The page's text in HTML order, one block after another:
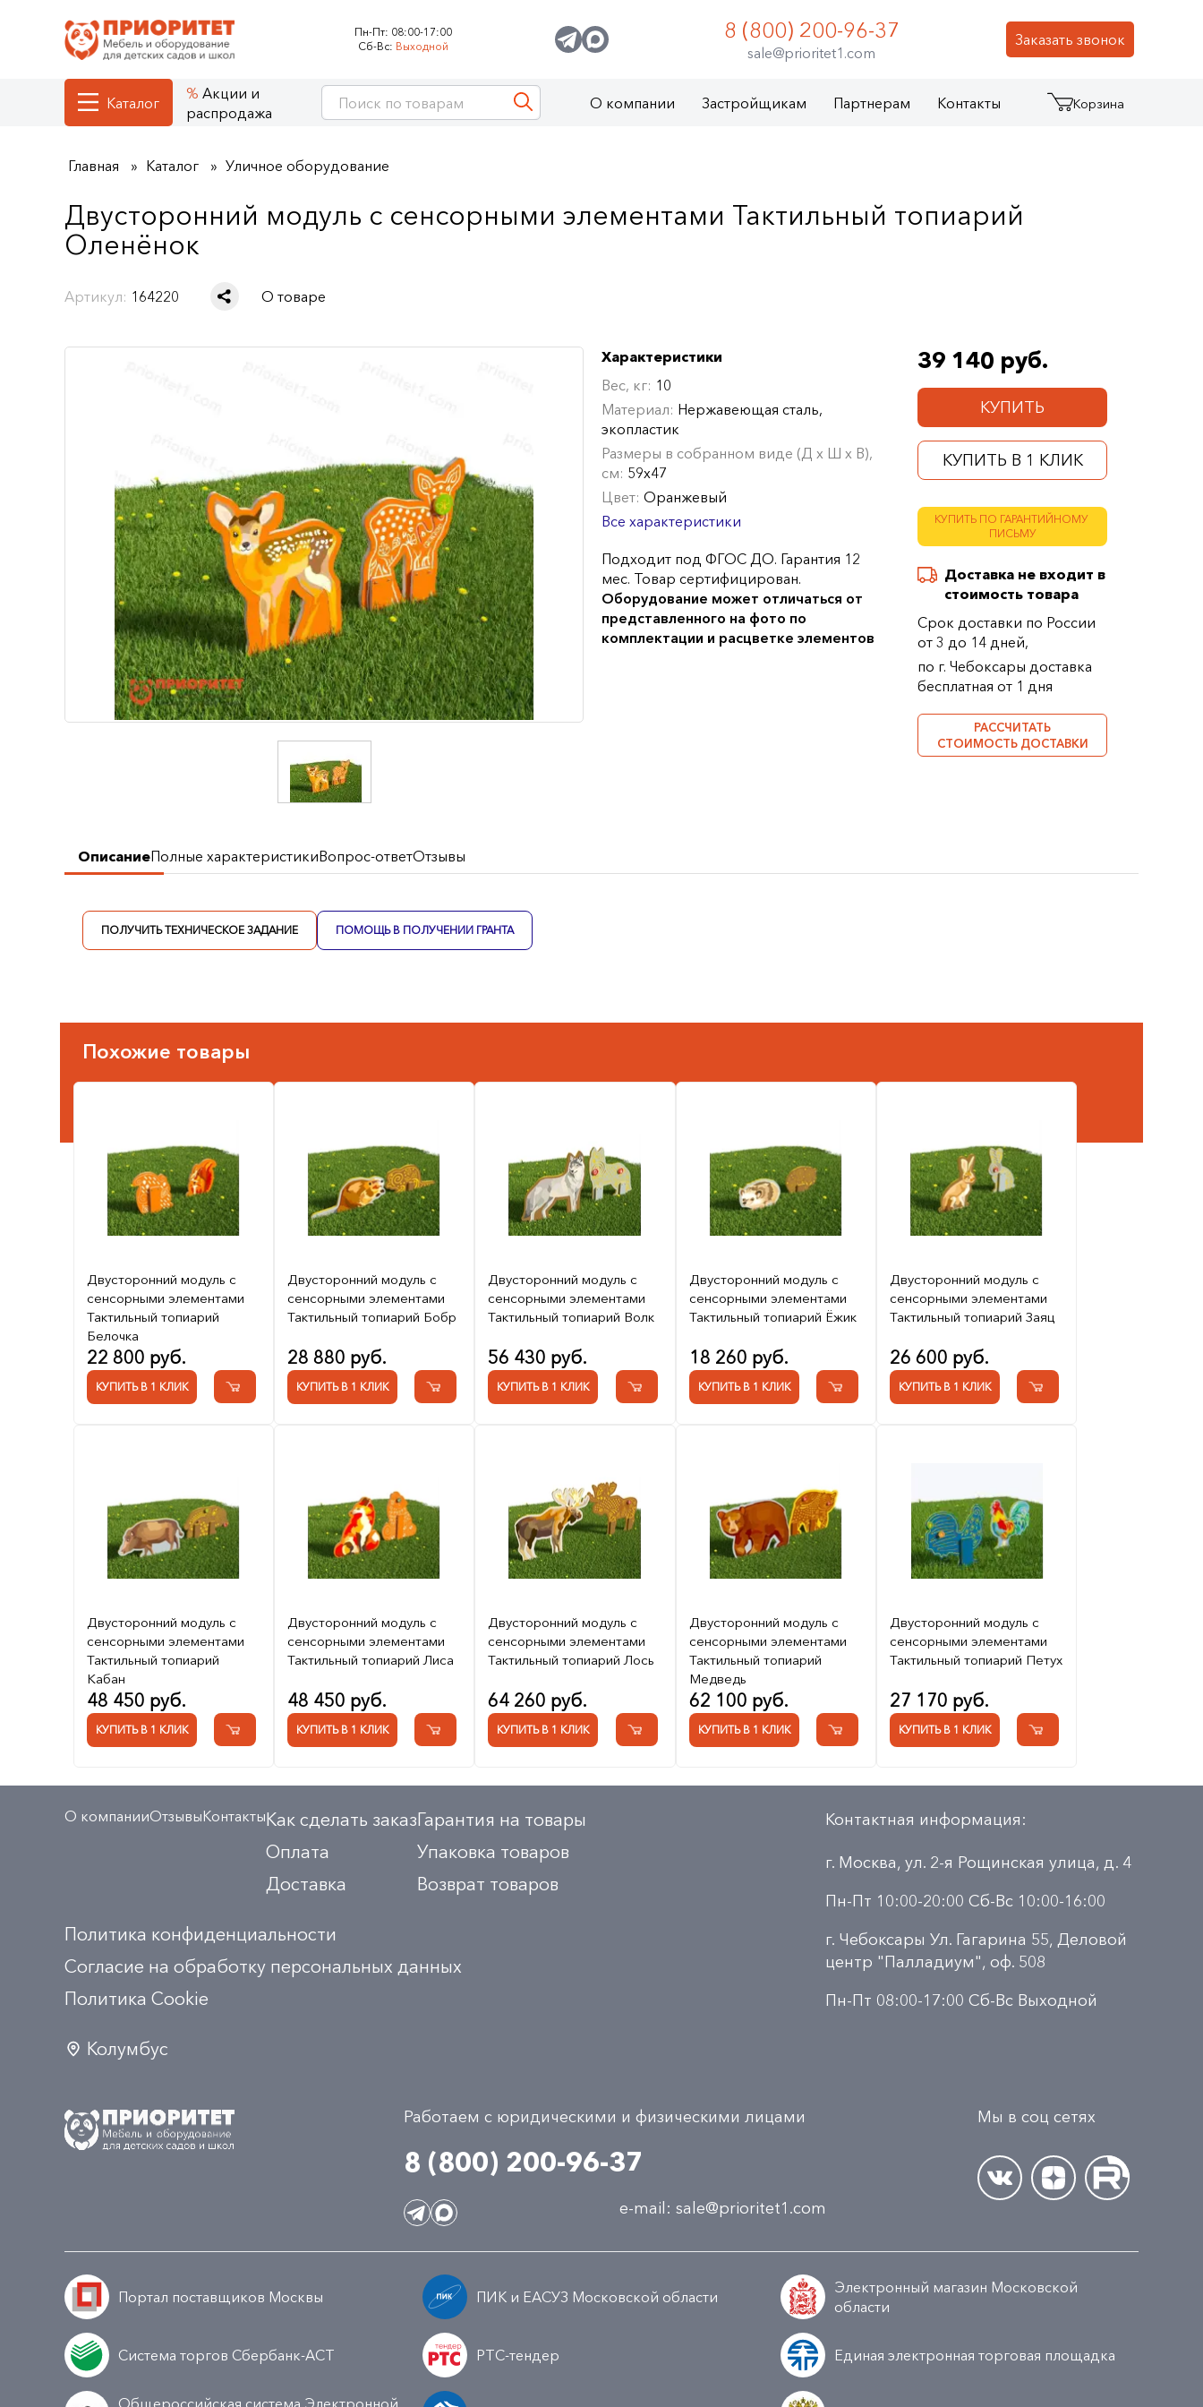
Пн-Пт: 08:00-17:00
Сб-Вс: Выходной Заказать звонок
8 (800) 200-96-37
sale@prioritet1.com
Каталог
Акции и
распродажа
О компании Застройщикам Партнерам Контакты Корзина
Главная Каталог Уличное оборудование
Двусторонний модуль с сенсорными элементами Тактильный топиарий
Оленёнок
Артикул: 164220 О товаре
39 140 руб.
КУПИТЬ
КУПИТЬ В 1 КЛИК
КУПИТЬ ПО ГАРАНТИЙНОМУ
ПИСЬМУ
Доставка не входит в
стоимость товара
Срок доставки по России
от 3 до 14 дней,
по г. Чебоксары доставка
бесплатная от 1 дня
РАССЧИТАТЬ
СТОИМОСТЬ ДОСТАВКИ
Характеристики
Вес, кг: 10
Материал: Нержавеющая сталь,
экопластик
Размеры в собранном виде (Д х Ш х В),
см: 59х47
Цвет: Оранжевый
Все характеристики
Подходит под ФГОС ДО. Гарантия 12
мес. Товар сертифицирован.
Оборудование может отличаться от
представленного на фото по
комплектации и расцветке элементов
ОписаниеПолные характеристикиВопрос-ответОтзывы
ПОЛУЧИТЬ ТЕХНИЧЕСКОЕ ЗАДАНИЕ ПОМОЩЬ В ПОЛУЧЕНИИ ГРАНТА
Похожие товары
Двусторонний модуль с
сенсорными элементами
Тактильный топиарий
Белочка
22 800 руб.
КУПИТЬ В 1 КЛИК
Двусторонний модуль с
сенсорными элементами
Тактильный топиарий Бобр
28 880 руб.
КУПИТЬ В 1 КЛИК
Двусторонний модуль с
сенсорными элементами
Тактильный топиарий Волк
56 430 руб.
КУПИТЬ В 1 КЛИК
Двусторонний модуль с
сенсорными элементами
Тактильный топиарий Ёжик
18 260 руб.
КУПИТЬ В 1 КЛИК
Двусторонний модуль с
сенсорными элементами
Тактильный топиарий Заяц
26 600 руб.
КУПИТЬ В 1 КЛИК
Двусторонний модуль с
сенсорными элементами
Тактильный топиарий
Кабан
48 450 руб.
КУПИТЬ В 1 КЛИК
Двусторонний модуль с
сенсорными элементами
Тактильный топиарий Лиса
48 450 руб.
КУПИТЬ В 1 КЛИК
Двусторонний модуль с
сенсорными элементами
Тактильный топиарий Лось
64 260 руб.
КУПИТЬ В 1 КЛИК
Двусторонний модуль с
сенсорными элементами
Тактильный топиарий
Медведь
62 100 руб.
КУПИТЬ В 1 КЛИК
Двусторонний модуль с
сенсорными элементами
Тактильный топиарий Петух
27 170 руб.
КУПИТЬ В 1 КЛИК
О компанииОтзывыКонтактыКак сделать заказ
Оплата
Доставка
Гарантия на товары
Упаковка товаров
Возврат товаров
Политика конфиденциальности
Согласие на обработку персональных данных
Политика Сookie
Колумбус
Контактная информация:
г. Москва, ул. 2-я Рощинская улица, д. 4
Пн-Пт 10:00-20:00 Сб-Вс 10:00-16:00
г. Чебоксары Ул. Гагарина 55, Деловой
центр "Палладиум", оф. 508
Пн-Пт 08:00-17:00 Сб-Вс Выходной
Работаем с юридическими и физическими лицами
8 (800) 200-96-37
e-mail: sale@prioritet1.com
Мы в соц сетях
Портал поставщиков Москвы ПИК и ЕАСУЗ Московской области
Электронный магазин Московской
области
Система торгов Сбербанк-АСТ РТС-тендер Единая электронная торговая площадка
Общероссийская система Электронной